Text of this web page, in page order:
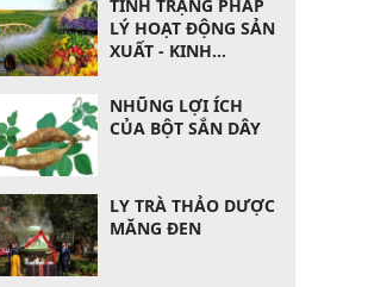
TÌNH TRẠNG PHÁP
LÝ HOẠT ĐỘNG SẢN
XUẤT - KINH
THỰC PHẨM THEO
LUẬT CỦA VIỆT
NAM
NHŨNG LỢI ÍCH
CỦA BỘT SẮN DÂY
LY TRÀ THẢO DƯỢC
MĂNG ĐEN